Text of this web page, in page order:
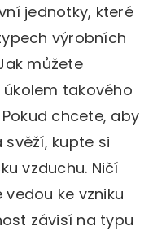
jednotky, které
výrobních
můžete
takového
chcete, aby
kupte si
vzduchu. Ničí
ke vzniku
závisí na typu